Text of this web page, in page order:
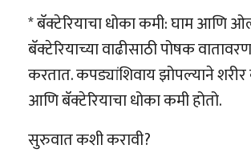
* बॅक्टेरियाचा धोका कमी: घाम आणि
बॅक्टेरियाच्या वाढीसाठी पोषक
करतात. कपड्यांशिवाय झोपल्याने
आणि बॅक्टेरियाचा धोका कमी होतो.
सुरुवात कशी करावी?